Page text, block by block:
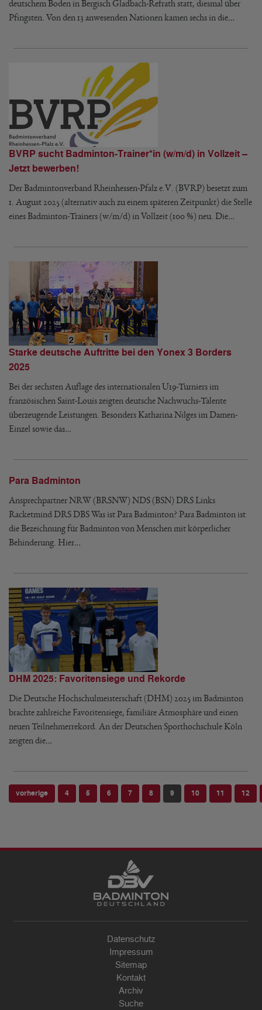
deutschem Boden in Bergisch Gladbach-Refrath statt, diesmal über
Pfingsten. Von den 13 anwesenden Nationen kamen sechs in die…
BVRP sucht Badminton-Trainer*in (w/m/d) in Vollzeit –
Jetzt bewerben!
Der Badmintonverband Rheinhessen-Pfalz e.V. (BVRP) besetzt zum
1. August 2025 (alternativ auch zu einem späteren Zeitpunkt) die Stelle
eines Badminton-Trainers (w/m/d) in Vollzeit (100 %) neu. Die…
Starke deutsche Auftritte bei den Yonex 3 Borders
2025
Bei der sechsten Auflage des internationalen U19-Turniers im
französischen Saint-Louis zeigten deutsche Nachwuchs-Talente
überzeugende Leistungen. Besonders Katharina Nilges im Damen-
Einzel sowie das…
Para Badminton
Ansprechpartner NRW (BRSNW) NDS (BSN) DRS Links
Racketmind DRS DBS Was ist Para Badminton? Para Badminton ist
die Bezeichnung für Badminton von Menschen mit körperlicher
Behinderung. Hier…
DHM 2025: Favoritensiege und Rekorde
Die Deutsche Hochschulmeisterschaft (DHM) 2025 im Badminton
brachte zahlreiche Favoritensiege, familiäre Atmosphäre und einen
neuen Teilnehmerrekord. An der Deutschen Sporthochschule Köln
zeigten die…
vorherige 4 5 6 7 8 9 10 11 12
Datenschutz
Impressum
Sitemap
Kontakt
Archiv
Suche